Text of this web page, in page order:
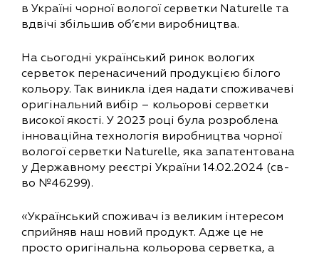
в Україні чорної вологої серветки Naturelle та
вдвічі збільшив об’єми виробництва.
На сьогодні український ринок вологих
серветок перенасичений продукцією білого
кольору. Так виникла ідея надати споживачеві
оригінальний вибір – кольорові серветки
високої якості. У 2023 році була розроблена
інноваційна технологія виробництва чорної
вологої серветки Naturelle, яка запатентована
у Державному реєстрі України 14.02.2024 (св-
во №46299).
«Український споживач із великим інтересом
сприйняв наш новий продукт. Адже це не
просто оригінальна кольорова серветка, а